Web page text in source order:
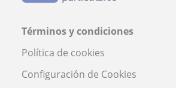
Términos y condiciones
Política de cookies
Configuración de Cookies